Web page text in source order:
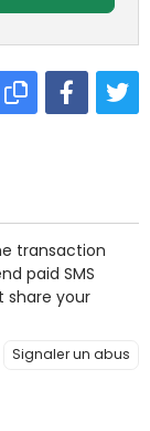
transaction
paid SMS
share your
Signaler un abus